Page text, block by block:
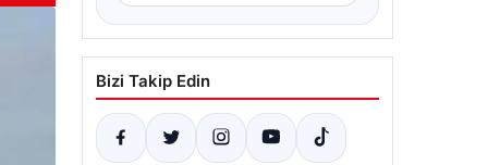
Bizi Takip Edin